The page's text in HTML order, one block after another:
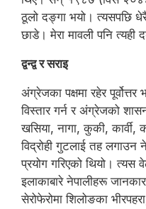
ठूलो दङ्गा भयो। त्यसपछि
छाडे। मेरा मावली पनि त्यही
द्वन्द्व र सराइ
अंग्रेजका पक्षमा रहेर
विस्तार गर्न र अंग्रेजको
खसिया, नागा, कुकी, कार्वी,
विद्रोही गुटलाई तह लगाउन
प्रयोग गरिएको थियो। त्यस
इलाकाबारे नेपालीहरू
सेरोफेरोमा शिलोङका